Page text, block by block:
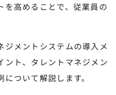
を高めることで、従業員の
ジメントシステムの導入メ
ント、タレントマネジメン
ついて解説します。